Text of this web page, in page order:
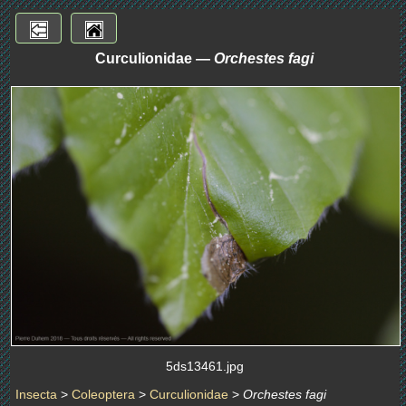
Curculionidae —Orchestes fagi
5ds13461.jpg
Insecta > Coleoptera > Curculionidae > Orchestes fagi